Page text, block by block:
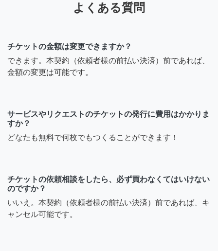
よくある質問
チケットの金額は変更できますか？
できます。本契約（依頼者様の前払い決済）前であれば、
金額の変更は可能です。
サービスやリクエストのチケットの発行に費用はかかりま
すか？
どなたも無料で何枚でもつくることができます！
チケットの依頼相談をしたら、必ず買わなくてはいけない
のですか？
いいえ。本契約（依頼者様の前払い決済）前であれば、キ
ャンセル可能です。